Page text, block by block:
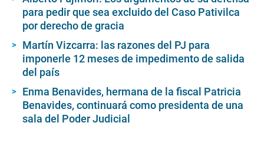
para pedir que sea excluido del Caso Pativilca
por derecho de gracia
Martín Vizcarra: las razones del PJ para
imponerle 12 meses de impedimento de salida
del país
Enma Benavides, hermana de la fiscal Patricia
Benavides, continuará como presidenta de una
sala del Poder Judicial